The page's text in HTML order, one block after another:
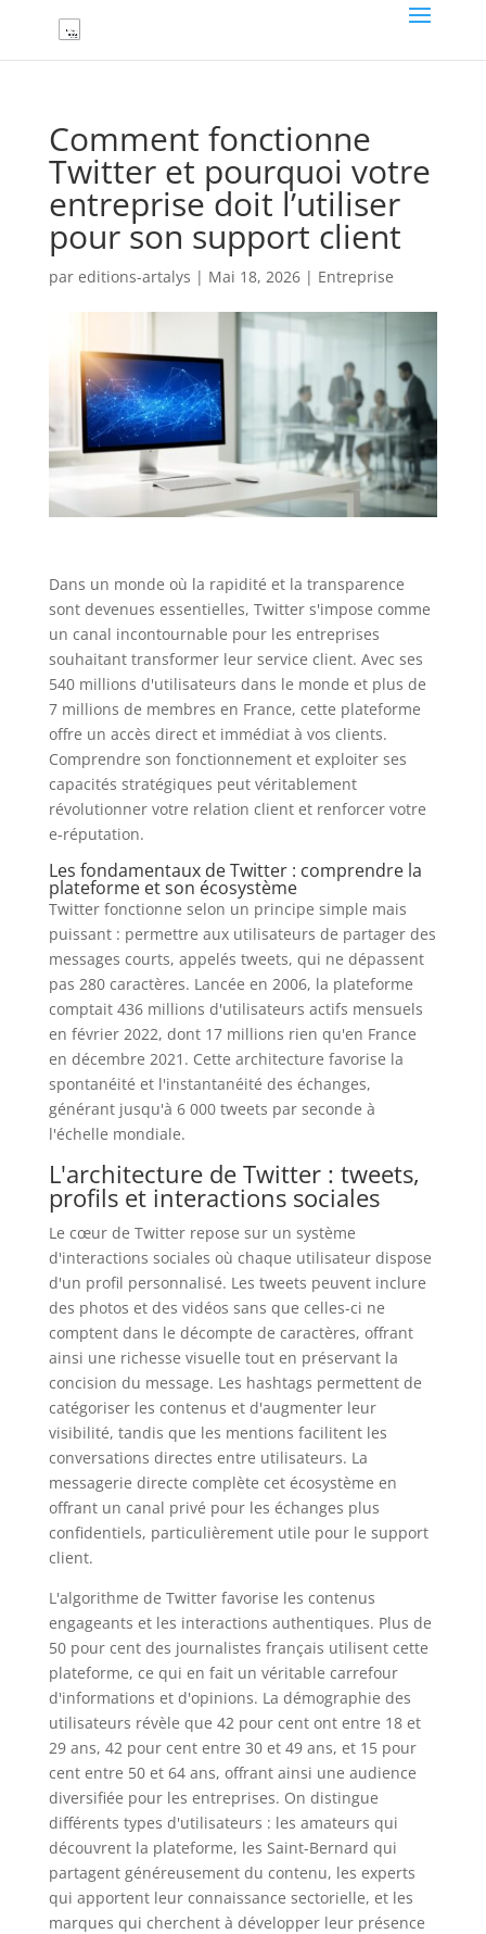
Comment fonctionne
Twitter et pourquoi votre
entreprise doit l’utiliser
pour son support client
par editions-artalys | Mai 18, 2026| Entreprise
Dans un monde où la rapidité et la transparence
sont devenues essentielles, Twitter s'impose comme
un canal incontournable pour les entreprises
souhaitant transformer leur service client. Avec ses
540 millions d'utilisateurs dans le monde et plus de
7 millions de membres en France, cette plateforme
offre un accès direct et immédiat à vos clients.
Comprendre son fonctionnement et exploiter ses
capacités stratégiques peut véritablement
révolutionner votre relation client et renforcer votre
e-réputation.
Les fondamentaux de Twitter : comprendre la
plateforme et son écosystème
Twitter fonctionne selon un principe simple mais
puissant : permettre aux utilisateurs de partager des
messages courts, appelés tweets, qui ne dépassent
pas 280 caractères. Lancée en 2006, la plateforme
comptait 436 millions d'utilisateurs actifs mensuels
en février 2022, dont 17 millions rien qu'en France
en décembre 2021. Cette architecture favorise la
spontanéité et l'instantanéité des échanges,
générant jusqu'à 6 000 tweets par seconde à
l'échelle mondiale.
L'architecture de Twitter : tweets,
profils et interactions sociales
Le cœur de Twitter repose sur un système
d'interactions sociales où chaque utilisateur dispose
d'un profil personnalisé. Les tweets peuvent inclure
des photos et des vidéos sans que celles-ci ne
comptent dans le décompte de caractères, offrant
ainsi une richesse visuelle tout en préservant la
concision du message. Les hashtags permettent de
catégoriser les contenus et d'augmenter leur
visibilité, tandis que les mentions facilitent les
conversations directes entre utilisateurs. La
messagerie directe complète cet écosystème en
offrant un canal privé pour les échanges plus
confidentiels, particulièrement utile pour le support
client.
L'algorithme de Twitter favorise les contenus
engageants et les interactions authentiques. Plus de
50 pour cent des journalistes français utilisent cette
plateforme, ce qui en fait un véritable carrefour
d'informations et d'opinions. La démographie des
utilisateurs révèle que 42 pour cent ont entre 18 et
29 ans, 42 pour cent entre 30 et 49 ans, et 15 pour
cent entre 50 et 64 ans, offrant ainsi une audience
diversifiée pour les entreprises. On distingue
différents types d'utilisateurs : les amateurs qui
découvrent la plateforme, les Saint-Bernard qui
partagent généreusement du contenu, les experts
qui apportent leur connaissance sectorielle, et les
marques qui cherchent à développer leur présence